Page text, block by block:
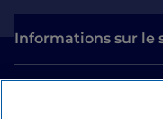
Informations sur le